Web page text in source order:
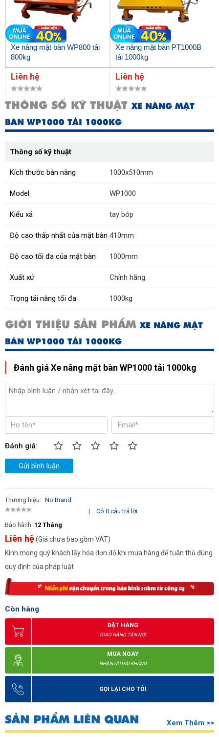
Xe nâng mặt bàn WP800 tải
800kg
Liên hệ
Xe nâng mặt bàn PT1000B
tải 1000kg
Liên hệ
THÔNG SỐ KỸ THUẬTXE NÂNG MẶT
BÀN WP1000 TẢI 1000KG
Thông số kỹ thuật
Kích thước bàn nâng 1000x510mm
Model: WP1000
Kiểu xả tay bóp
Độ cao thấp nhất của mặt bàn 410mm
Độ cao tối đa của mặt bàn 1000mm
Xuất xứ Chính hãng.
Trọng tải nâng tối đa 1000kg
GIỚI THIỆU SẢN PHẨMXE NÂNG MẶT
BÀN WP1000 TẢI 1000KG
Đánh giá Xe nâng mặt bàn WP1000 tải 1000kg
Đánh giá:
Gửi bình luận
Thương hiệu: No Brand
|
Có 0 câu trả lời
Bảo hành: 12 Tháng
Liên hệ(Giá chưa bao gồm VAT)
Kính mong quý khách lấy hóa đơn đỏ khi mua hàng để tuân thủ đúng
quy định của pháp luật
Còn hàng
ĐẶT HÀNG
GIAO HÀNG TẬN NƠI
MUA NGAY
NHẬN ƯU ĐÃI KHỦNG
GỌI LẠI CHO TÔI
SẢN PHẨM LIÊN QUAN Xem Thêm >>